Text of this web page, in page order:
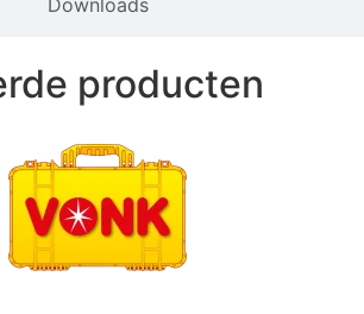
producten